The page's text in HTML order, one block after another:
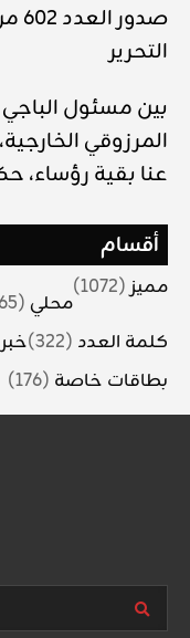
التحرير
بين مسئول الباجي
المرزوقي
عنا بقية رؤساء،
أقسام
مميز(1072)
محلي (665)
كلمة العدد (322)
بطاقات خاصة (176)